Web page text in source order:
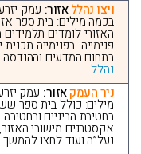
ויצו נהללאזור: עמק
בכמה מילים: בית ספר
פנימייה. בפנימייה
בתחום המדעים
נהלל
ניר העמקאזור: עמק
בחטיבת הביניים
אקסטרנים מישובי האזור,
נעל”ה ועוד לחצו